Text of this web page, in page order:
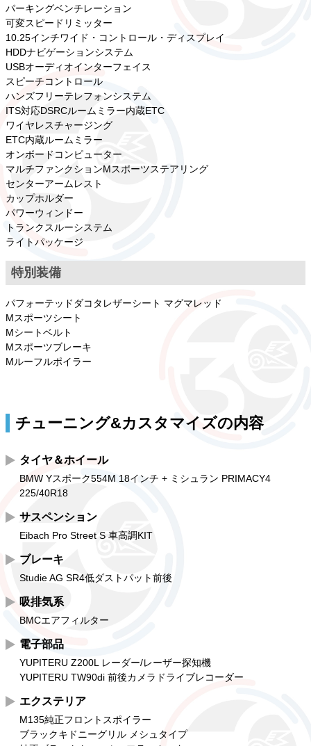
パーキングベンチレーション
可変スピードリミッター
10.25インチワイド・コントロール・ディスプレイ
HDDナビゲーションシステム
USBオーディオインターフェイス
スピーチコントロール
ハンズフリーテレフォンシステム
ITS対応DSRCルームミラー内蔵ETC
ワイヤレスチャージング
ETC内蔵ルームミラー
オンボードコンピューター
マルチファンクションMスポーツステアリング
センターアームレスト
カップホルダー
パワーウィンドー
トランクスルーシステム
ライトパッケージ
特別装備
パフォーテッドダコタレザーシート マグマレッド
Mスポーツシート
Mシートベルト
Mスポーツブレーキ
Mルーフルポイラー
チューニング&カスタマイズの内容
タイヤ＆ホイール
BMW Yスポーク554M 18インチ + ミシュラン PRIMACY4
225/40R18
サスペンション
Eibach Pro Street S 車高調KIT
ブレーキ
Studie AG SR4低ダストパット前後
吸排気系
BMCエアフィルター
電子部品
YUPITERU Z200L レーダー/レーザー探知機
YUPITERU TW90di 前後カメラドライブレコーダー
エクステリア
M135純正フロントスポイラー
ブラックキドニーグリル メシュタイプ